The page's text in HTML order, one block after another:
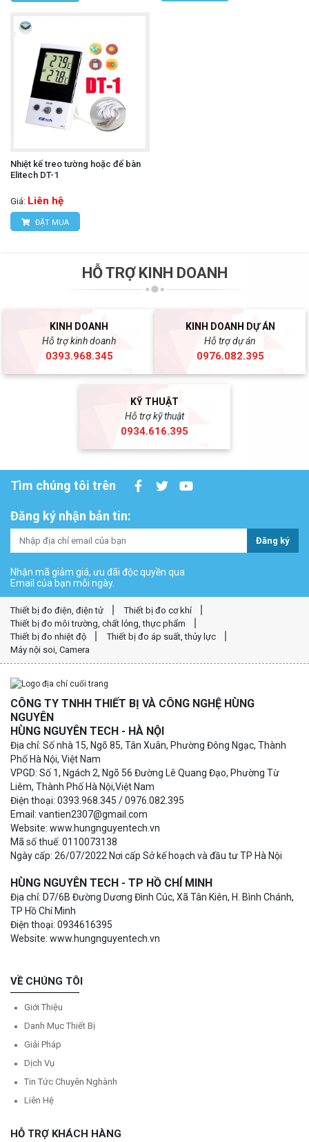
Nhiệt kế treo tường hoặc để bàn
Elitech DT-1
Giá: Liên hệ
ĐẶT MUA
HỖ TRỢ KINH DOANH
KINH DOANH
Hỗ trợ kinh doanh
0393.968.345
KINH DOANH DỰ ÁN
Hỗ trợ dự án
0976.082.395
KỸ THUẬT
Hỗ trợ kỹ thuật
0934.616.395
Tìm chúng tôi trên
Đăng ký nhận bản tin:
Đăng ký
Nhận mã giảm giá, ưu đãi độc quyền qua
Email của bạn mỗi ngày.
Thiết bị đo điện, điện tử
Thiết bị đo cơ khí
Thiết bị đo môi trường, chất lỏng, thực phẩm
Thiết bị đo nhiệt độ
Thiết bị đo áp suất, thủy lực
Máy nội soi, Camera
CÔNG TY TNHH THIẾT BỊ VÀ CÔNG NGHỆ HÙNG
NGUYÊN
HÙNG NGUYÊN TECH - HÀ NỘI
Địa chỉ: Số nhà 15, Ngõ 85, Tân Xuân, Phường Đông Ngạc, Thành
Phố Hà Nội, Việt Nam
VPGD: Số 1, Ngách 2, Ngõ 56 Đường Lê Quang Đạo, Phường Từ
Liêm, Thành Phố Hà Nội,Việt Nam
Điện thoại: 0393.968.345 / 0976.082.395
Email: vantien2307@gmail.com
Website: www.hungnguyentech.vn
Mã số thuế: 0110073138
Ngày cấp: 26/07/2022 Nơi cấp Sở kế hoạch và đầu tư TP Hà Nội
HÙNG NGUYÊN TECH - TP HỒ CHÍ MINH
Địa chỉ: D7/6B Đường Dương Đình Cúc, Xã Tân Kiên, H. Bình Chánh,
TP Hồ Chí Minh
Điện thoại: 0934616395
Website: www.hungnguyentech.vn
VỀ CHÚNG TÔI
Giới Thiệu
Danh Mục Thiết Bị
Giải Pháp
Dịch Vụ
Tin Tức Chuyên Nghành
Liên Hệ
HỖ TRỢ KHÁCH HÀNG